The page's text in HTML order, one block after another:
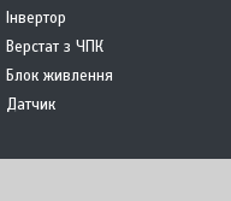
Інвертор
Верстат з ЧПК
Блок живлення
Датчик